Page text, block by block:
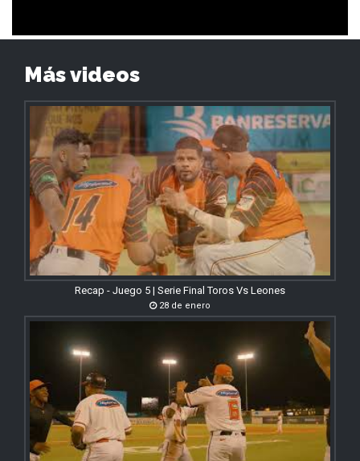
Más videos
Recap - Juego 5 | Serie Final Toros Vs Leones
28 de enero